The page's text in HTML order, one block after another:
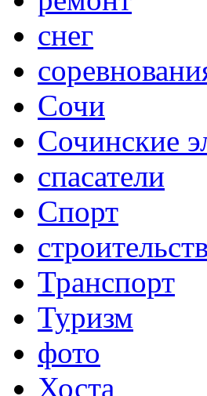
снег
Сочи
Сочинские
спасатели
Спорт
Транспорт
Туризм
фото
Хоста